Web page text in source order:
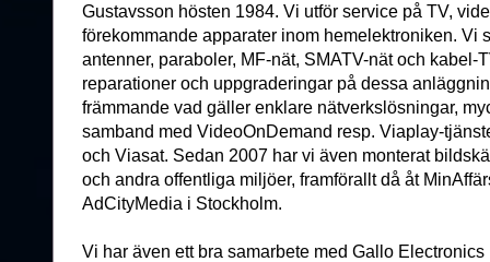
Gustavsson hösten 1984. Vi utför service på TV,
förekommande apparater inom hemelektroniken. Vi
antenner, paraboler, MF-nät, SMATV-nät och kabel-
reparationer och uppgraderingar på dessa
främmande vad gäller enklare nätverkslösningar,
samband med VideoOnDemand resp. Viaplay-
och Viasat. Sedan 2007 har vi även monterat
och andra offentliga miljöer, framförallt då åt
AdCityMedia i Stockholm.
Vi har även ett bra samarbete med Gallo Electronics